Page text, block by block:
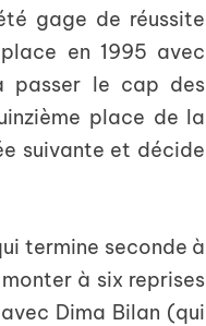
gage de réussite
en 1995 avec
passer le cap des
place de la
suivante et décide
termine seconde à
à six reprises
Dima Bilan (qui